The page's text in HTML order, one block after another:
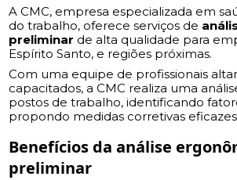
A CMC, empresa especializada em
do trabalho, oferece serviços de
preliminar de alta qualidade para
Espírito Santo, e regiões próximas.
Com uma equipe de profissionais
capacitados, a CMC realiza uma
postos de trabalho, identificando
propondo medidas corretivas
Benefícios daanálise
preliminar